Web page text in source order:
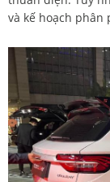
và kế hoạch phân